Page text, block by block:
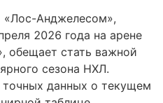
«Лос-Анджелесом»,
2026 года на арене
обещает стать важной
сезона НХЛ.
точных данных о текущем